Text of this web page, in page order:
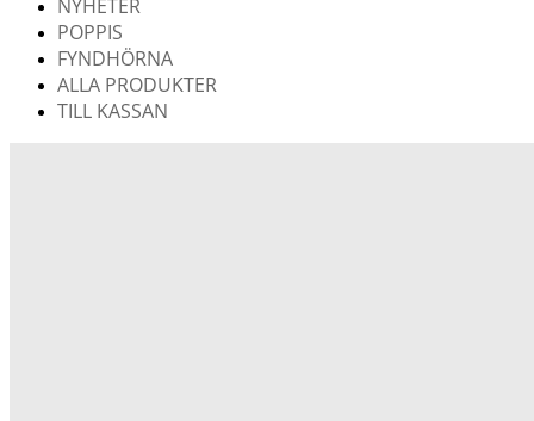
NYHETER
POPPIS
FYNDHÖRNA
ALLA PRODUKTER
TILL KASSAN